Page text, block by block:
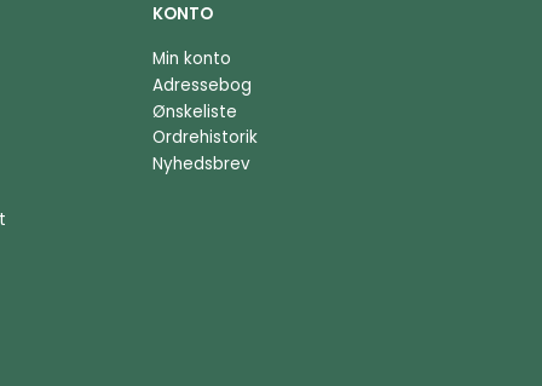
KONTO
Min konto
Adressebog
Ønskeliste
Ordrehistorik
Nyhedsbrev